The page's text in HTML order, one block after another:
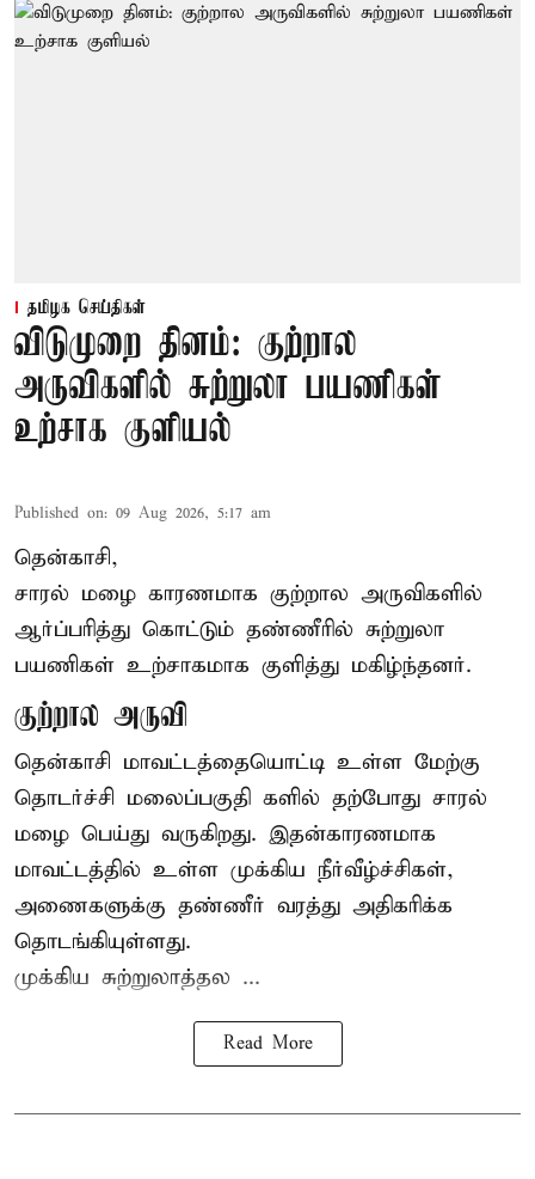
தமிழக செய்திகள்
விடுமுறை தினம்: குற்றால
அருவிகளில் சுற்றுலா பயணிகள்
உற்சாக குளியல்
Published on: 09 Aug 2026, 5:17 am
தென்காசி,
சாரல் மழை காரணமாக குற்றால அருவிகளில்
ஆர்ப்பரித்து கொட்டும் தண்ணீரில் சுற்றுலா
பயணிகள் உற்சாகமாக குளித்து மகிழ்ந்தனர்.
குற்றால அருவி
தென்காசி மாவட்டத்தையொட்டி உள்ள மேற்கு
தொடர்ச்சி மலைப்பகுதி களில் தற்போது சாரல்
மழை பெய்து வருகிறது. இதன்காரணமாக
மாவட்டத்தில் உள்ள முக்கிய நீர்வீழ்ச்சிகள்,
அணைகளுக்கு தண்ணீர் வரத்து அதிகரிக்க
தொடங்கியுள்ளது.
முக்கிய சுற்றுலாத்தல ...
Read More